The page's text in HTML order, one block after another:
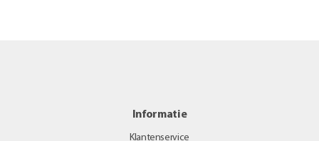
Informatie
Klantenservice